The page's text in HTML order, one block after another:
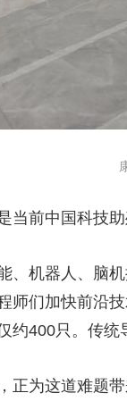
康
前中国科技助
机器人、脑机
师们加快前沿
约400只。传统
为这道难题带